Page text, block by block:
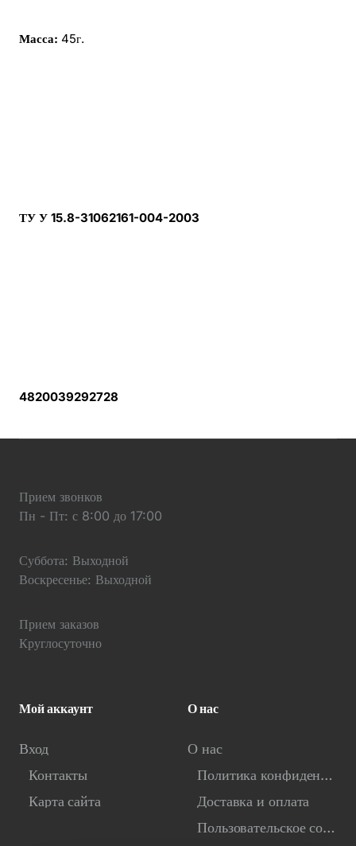
Масса: 45г.
ТУ У 15.8-31062161-004-2003
4820039292728
Прием звонков
Пн - Пт: с 8:00 до 17:00
Суббота: Выходной
Воскресенье: Выходной
Прием заказов
Круглосуточно
Мой аккаунт
Вход
Контакты
Карта сайта
О нас
О нас
Политика конфиденциальности
Доставка и оплата
Пользовательское соглашение